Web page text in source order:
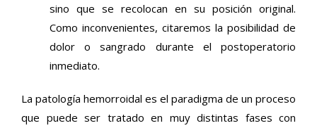
sino que se recolocan en su posición original.
Como inconvenientes, citaremos la posibilidad de
dolor o sangrado durante el postoperatorio
inmediato.
La patología hemorroidal es el paradigma de un proceso
que puede ser tratado en muy distintas fases con